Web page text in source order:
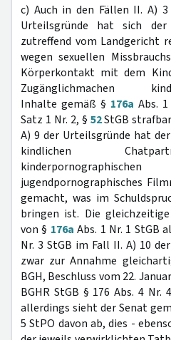
c) Auch in den Fällen II. A)
Urteilsgründe hat sich
zutreffend vom Landgericht
wegen sexuellen
Körperkontakt mit dem
Zugänglichmachen
Inhalte gemäß § 176a Abs.
Satz 1 Nr. 2, § 52StGB
A) 9 der Urteilsgründe hat
kindlichen
jugendpornographisches
gemacht, was im
bringen ist. Die
von § 176a Abs. 1 Nr. 1 StGB
Nr. 3 StGB im Fall II. A) 10
zwar zur Annahme
BGH, Beschluss vom 22.
BGHR StGB § 176 Abs. 4 Nr.
allerdings sieht der Senat
5 StPO davon ab, dies -